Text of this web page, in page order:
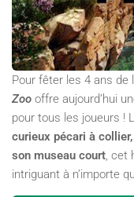
Pour fêter les 4 ans de
Zoo offre aujourd’hui
pour tous les joueurs !
curieux pécari à
son museau court, cet
intriguant à n’importe